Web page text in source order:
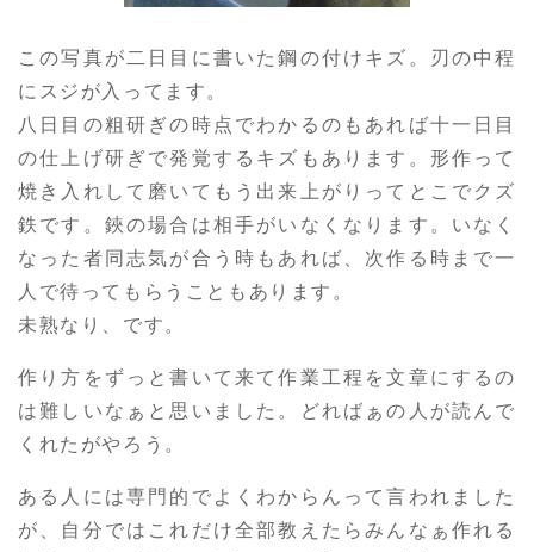
この写真が二日目に書いた鋼の付けキズ。刃の中程
にスジが入ってます。
八日目の粗研ぎの時点でわかるのもあれば十一日目
の仕上げ研ぎで発覚するキズもあります。形作って
焼き入れして磨いてもう出来上がりってとこでクズ
鉄です。鋏の場合は相手がいなくなります。いなく
なった者同志気が合う時もあれば、次作る時まで一
人で待ってもらうこともあります。
未熟なり、です。
作り方をずっと書いて来て作業工程を文章にするの
は難しいなぁと思いました。どればぁの人が読んで
くれたがやろう。
ある人には専門的でよくわからんって言われました
が、自分ではこれだけ全部教えたらみんなぁ作れる